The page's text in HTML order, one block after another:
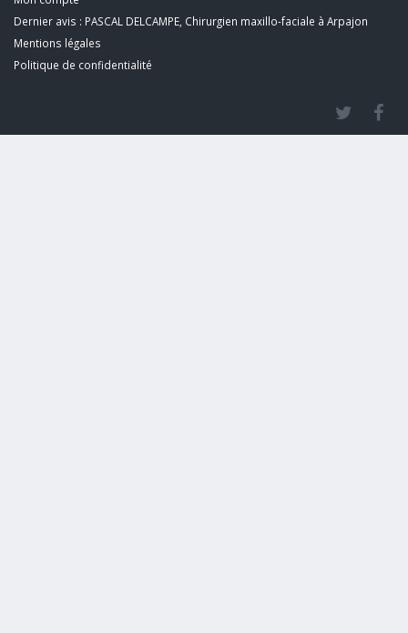
Dernier avis : PASCAL DELCAMPE, Chirurgien maxillo-faciale à Arpajon
Mentions légales
Politique de confidentialité